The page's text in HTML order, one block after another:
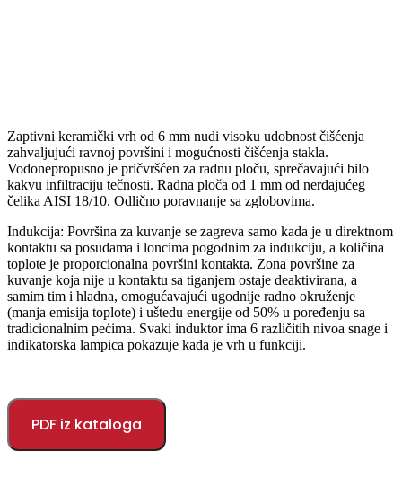
Zaptivni keramički vrh od 6 mm nudi visoku udobnost čišćenja
zahvaljujući ravnoj površini i mogućnosti čišćenja stakla.
Vodonepropusno je pričvršćen za radnu ploču, sprečavajući bilo
kakvu infiltraciju tečnosti. Radna ploča od 1 mm od nerđajućeg
čelika AISI 18/10. Odlično poravnanje sa zglobovima.
Indukcija: Površina za kuvanje se zagreva samo kada je u direktnom
kontaktu sa posudama i loncima pogodnim za indukciju, a količina
toplote je proporcionalna površini kontakta. Zona površine za
kuvanje koja nije u kontaktu sa tiganjem ostaje deaktivirana, a
samim tim i hladna, omogućavajući ugodnije radno okruženje
(manja emisija toplote) i uštedu energije od 50% u poređenju sa
tradicionalnim pećima. Svaki induktor ima 6 različitih nivoa snage i
indikatorska lampica pokazuje kada je vrh u funkciji.
PDF iz kataloga